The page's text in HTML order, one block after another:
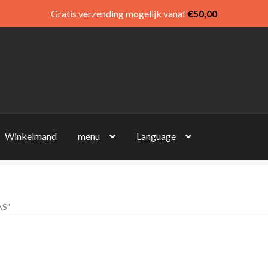
Winkelmand menu Language
Gratis verzending mogelijk vanaf€50,00